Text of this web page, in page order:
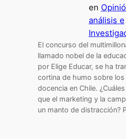
en
análisis e
El concurso del
llamado nobel de la
por Elige Educar, se ha
cortina de humo sobre
docencia en Chile.
que el marketing y la
un manto de distracción?